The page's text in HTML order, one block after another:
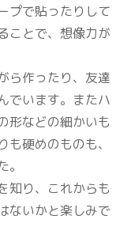
プで貼ったりして
ことで、想像力が
ら作ったり、友達
でいます。またハ
形などの細かいも
硬めのものも、
。
知り、これからも
ないかと楽しみで